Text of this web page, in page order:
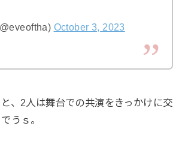
October 3, 2023
、2人は舞台での共演をきっかけに交
うｓ。